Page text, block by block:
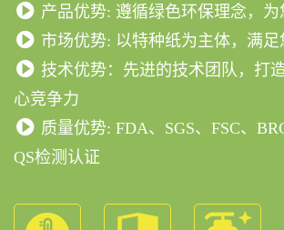
产品优势: 遵循绿色环保理念，
市场优势: 以特种纸为主体，满
技术优势：先进的技术团队，打
心竞争力
质量优势: FDA、SGS、FSC、
QS检测认证